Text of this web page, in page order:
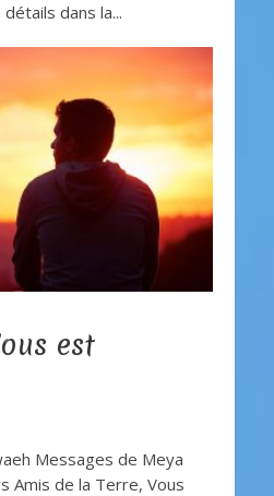
dans la...
est
Messages de Meya
Amis de la Terre, Vous